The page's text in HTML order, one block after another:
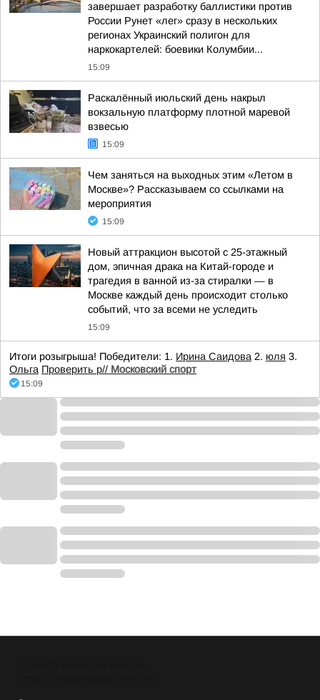
завершает разработку баллистики против
России Рунет «лег» сразу в нескольких
регионах Украинский полигон для
наркокартелей: боевики Колумбии...
15:09
Раскалённый июльский день накрыл
вокзальную платформу плотной маревой
взвесью
15:09
Чем заняться на выходных этим «Летом в
Москве»? Рассказываем со ссылками на
мероприятия
15:09
Новый аттракцион высотой с 25-этажный
дом, эпичная драка на Китай-городе и
трагедия в ванной из-за стиралки — в
Москве каждый день происходит столько
событий, что за всеми не уследить
15:09
Итоги розыгрыша! Победители: 1. Ирина Саидова 2. юля 3.
Ольга Проверить р// Московский спорт
15:09